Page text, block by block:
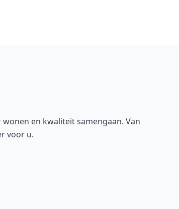
en kwaliteit samengaan. Van
voor u.